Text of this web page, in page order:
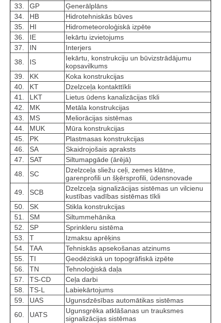
33.
GP
Ģenerālplāns
34.
HB
Hidrotehniskās būves
35.
HI
Hidrometeoroloģiskā izpēte
36.
IE
Iekārtu izvietojums
37.
IN
Interjers
38.
IS
Iekārtu, konstrukciju un būvizstrādājumu
kopsavilkums
39.
KK
Koka konstrukcijas
40.
KT
Dzelzceļa kontakttīkli
41.
LKT
Lietus ūdens kanalizācijas tīkli
42.
MK
Metāla konstrukcijas
43.
MS
Meliorācijas sistēmas
44.
MUK
Mūra konstrukcijas
45.
PK
Plastmasas konstrukcijas
46.
SA
Skaidrojošais apraksts
47.
SAT
Siltumapgāde (ārējā)
48.
SC
Dzelzceļa sliežu ceļi, zemes klātne,
garenprofili un šķērsprofili, ūdensnovade
49.
SCB
Dzelzceļa signalizācijas sistēmas un vilcienu
kustības vadības sistēmas tīkli
50.
SK
Stikla konstrukcijas
51.
SM
Siltummehānika
52.
SP
Sprinkleru sistēma
53.
T
Izmaksu aprēķins
54.
TAA
Tehniskās apsekošanas atzinums
55.
TI
Ģeodēziskā un topogrāfiskā izpēte
56.
TN
Tehnoloģiskā daļa
57.
TS-CD
Ceļa darbi
58.
TS-L
Labiekārtojums
59.
UAS
Ugunsdzēsības automātikas sistēmas
60.
UATS
Ugunsgrēka atklāšanas un trauksmes
signalizācijas sistēmas